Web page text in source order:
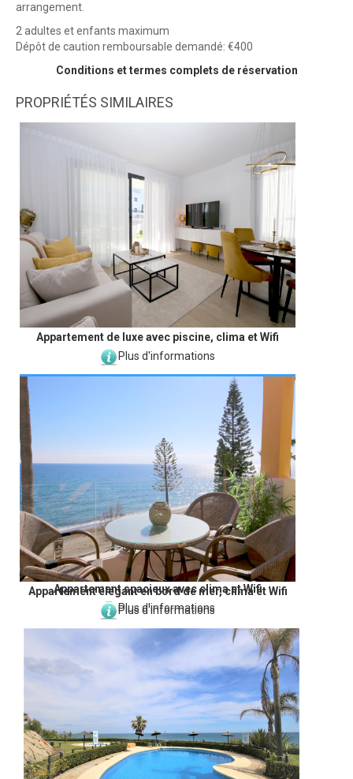
arrangement.
2 adultes et enfants maximum
Dépôt de caution remboursable demandé: €400
Conditions et termes complets de réservation
PROPRIÉTÉS SIMILAIRES
Appartement de luxe avec piscine, clima et Wifi
Plus d'informations
Appartement spacieux avec clima et Wifi
Plus d'informations
Appartement élégant en bord de mer, clima et Wifi
Plus d'informations